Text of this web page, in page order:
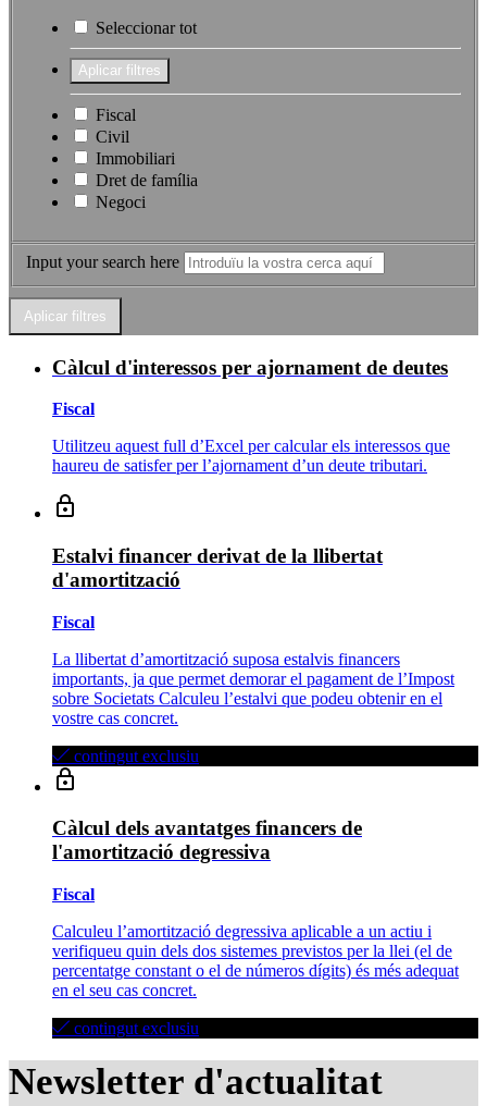
Seleccionar tot
Fiscal
Civil
Immobiliari
Dret de família
Negoci
Input your search here
Càlcul d'interessos per ajornament de deutes
Fiscal
Utilitzeu aquest full d’Excel per calcular els interessos que
haureu de satisfer per l’ajornament d’un deute tributari.
Estalvi financer derivat de la llibertat
d'amortització
Fiscal
La llibertat d’amortització suposa estalvis financers
importants, ja que permet demorar el pagament de l’Impost
sobre Societats Calculeu l’estalvi que podeu obtenir en el
vostre cas concret.
contingut exclusiu
Càlcul dels avantatges financers de
l'amortització degressiva
Fiscal
Calculeu l’amortització degressiva aplicable a un actiu i
verifiqueu quin dels dos sistemes previstos per la llei (el de
percentatge constant o el de números dígits) és més adequat
en el seu cas concret.
contingut exclusiu
Newsletter d'actualitat